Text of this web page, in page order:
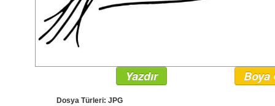
Yazdır Boya
Dosya Türleri: JPG